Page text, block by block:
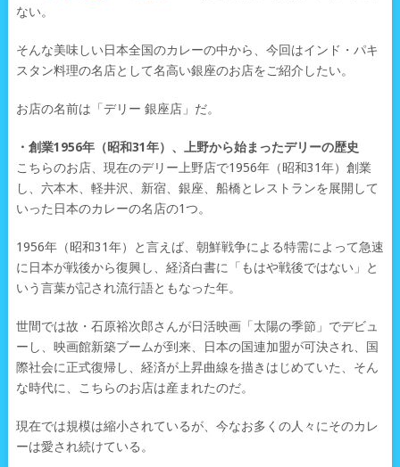
ない。
そんな美味しい日本全国のカレーの中から、今回はインド・パキ
スタン料理の名店として名高い銀座のお店をご紹介したい。
お店の名前は「デリー 銀座店」だ。
・創業1956年（昭和31年）、上野から始まったデリーの歴史
こちらのお店、現在のデリー上野店で1956年（昭和31年）創業
し、六本木、軽井沢、新宿、銀座、船橋とレストランを展開して
いった日本のカレーの名店の1つ。
1956年（昭和31年）と言えば、朝鮮戦争による特需によって急速
に日本が戦後から復興し、経済白書に「もはや戦後ではない」と
いう言葉が記され流行語ともなった年。
世間では故・石原裕次郎さんが日活映画「太陽の季節」でデビュ
ーし、映画館新築ブームが到来、日本の国連加盟が可決され、国
際社会に正式復帰し、経済が上昇曲線を描きはじめていた、そん
な時代に、こちらのお店は産まれたのだ。
現在では規模は縮小されているが、今なお多くの人々にそのカレ
ーは愛され続けている。